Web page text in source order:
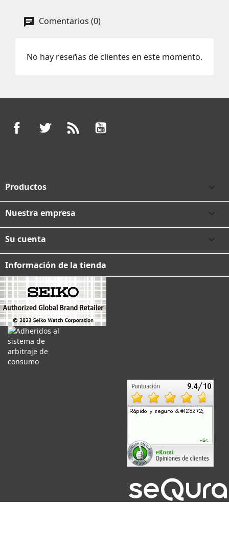
Comentarios (0)
No hay reseñas de clientes en este momento.
FacebookTwitter
Productos 
Nuestra empresa 
Su cuenta 
Información de la tienda